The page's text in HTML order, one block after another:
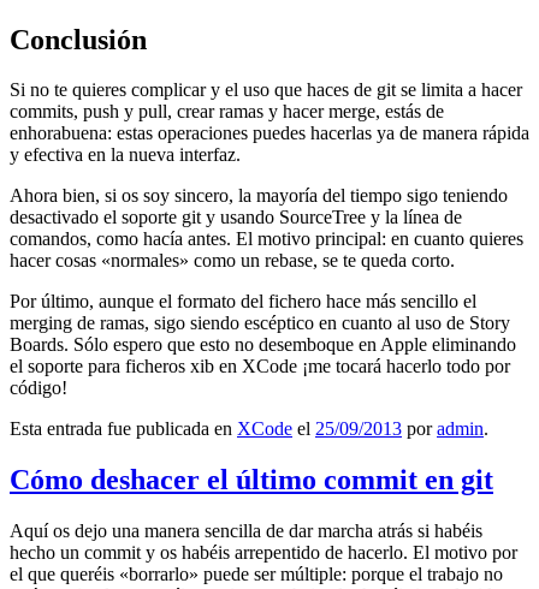
Conclusión
Si no te quieres complicar y el uso que haces de git se limita a hacer
commits, push y pull, crear ramas y hacer merge, estás de
enhorabuena: estas operaciones puedes hacerlas ya de manera rápida
y efectiva en la nueva interfaz.
Ahora bien, si os soy sincero, la mayoría del tiempo sigo teniendo
desactivado el soporte git y usando SourceTree y la línea de
comandos, como hacía antes. El motivo principal: en cuanto quieres
hacer cosas «normales» como un rebase, se te queda corto.
Por último, aunque el formato del fichero hace más sencillo el
merging de ramas, sigo siendo escéptico en cuanto al uso de Story
Boards. Sólo espero que esto no desemboque en Apple eliminando
el soporte para ficheros xib en XCode ¡me tocará hacerlo todo por
código!
Esta entrada fue publicada en XCode el 25/09/2013 poradmin.
Cómo deshacer el último commit en git
Aquí os dejo una manera sencilla de dar marcha atrás si habéis
hecho un commit y os habéis arrepentido de hacerlo. El motivo por
el que queréis «borrarlo» puede ser múltiple: porque el trabajo no